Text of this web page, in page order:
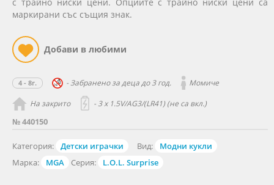
№ 440150
Категория: Детски играчки Вид:
Модни кукли
Марка:
MGA Серия: L.O.L. Surprise
4 - 8г. - Забранено за деца до 3 год. Момиче
На закрито - 3 x 1.5V/AG3/(LR41) (не са вкл.)
с трайно ниски цени. Опциите с трайно ниски цени са
маркирани със същия знак.